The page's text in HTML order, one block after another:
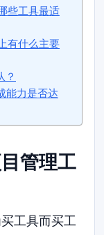
些工具最适
有什么主要
？
能力是否达
管理工
工具而买工